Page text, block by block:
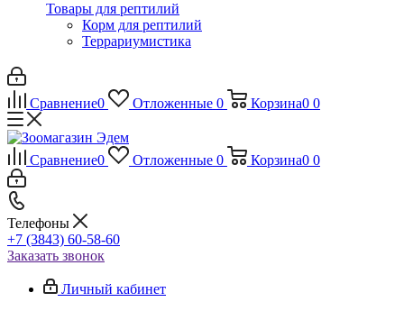
Товары для рептилий
Корм для рептилий
Террариумистика
Сравнение0 Отложенные 0 Корзина0 0
Сравнение0 Отложенные 0 Корзина0 0
Телефоны
+7 (3843) 60-58-60
Заказать звонок
Личный кабинет